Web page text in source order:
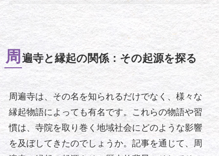
周 遍寺と縁起の関係：その起源を探る
周遍寺は、その名を知られるだけでなく、様々な
縁起物語によっても有名です。これらの物語や習
慣は、寺院を取り巻く地域社会にどのような影響
を及ぼしてきたのでしょうか。記事を通じて、周